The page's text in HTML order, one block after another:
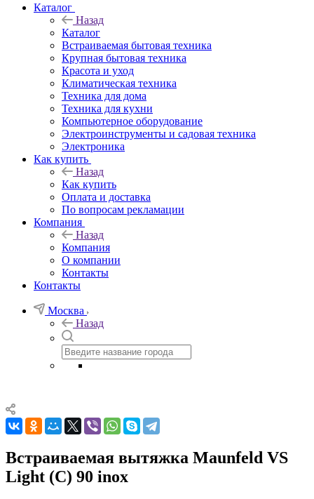
Каталог
Назад
Каталог
Встраиваемая бытовая техника
Крупная бытовая техника
Красота и уход
Климатическая техника
Техника для дома
Техника для кухни
Компьютерное оборудование
Электроинструменты и садовая техника
Электроника
Как купить
Назад
Как купить
Оплата и доставка
По вопросам рекламации
Компания
Назад
Компания
О компании
Контакты
Контакты
Москва
Назад
Встраиваемая вытяжка Maunfeld VS
Light (C) 90 inox